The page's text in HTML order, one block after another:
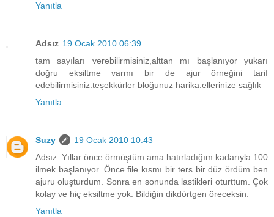
Yanıtla
Adsız 19 Ocak 2010 06:39
tam sayıları verebilirmisiniz,alttan mı başlanıyor yukarı
doğru eksiltme varmı bir de ajur örneğini tarif
edebilirmisiniz.teşekkürler bloğunuz harika.ellerinize sağlık
Yanıtla
Suzy
19 Ocak 2010 10:43
Adsız: Yıllar önce örmüştüm ama hatırladığım kadarıyla 100
ilmek başlanıyor. Önce file kısmı bir ters bir düz ördüm ben
ajuru oluşturdum. Sonra en sonunda lastikleri oturttum. Çok
kolay ve hiç eksiltme yok. Bildiğin dikdörtgen öreceksin.
Yanıtla